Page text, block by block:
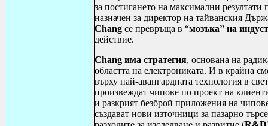
за постигането на максимални
назначен за директор на тайванския
Chang се превръща в “мозъка” на
действие.
Chang има стратегия, основана на
областта на електрониката. И в крайна
върху най-авангардната технология в
произвеждат чипове по проект на
и разкрият безброй приложения на
създават нови източници за пазарно